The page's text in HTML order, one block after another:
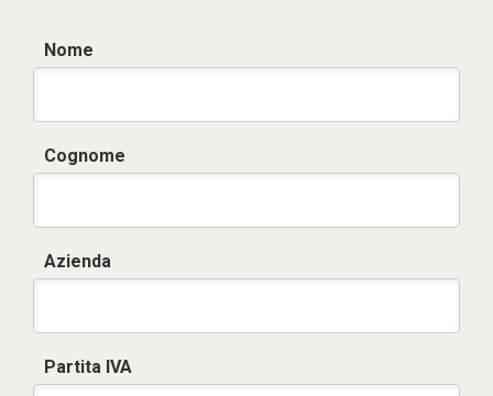
Nome
Cognome
Azienda
Partita IVA